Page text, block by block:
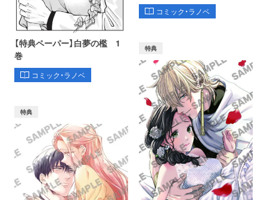
【特典ペーパー】白夢の檻 1
巻
コミック・ラノベ
コミック・ラノベ
特典
特典